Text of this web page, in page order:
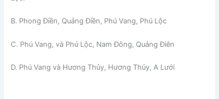
B. Phong Điền, Quảng Điền, Phú Vang, Phú Lộc
C. Phú Vang, và Phú Lộc, Nam Đông, Quảng Điên
D. Phú Vang và Hương Thủy, Hương Thủy, A Lưới